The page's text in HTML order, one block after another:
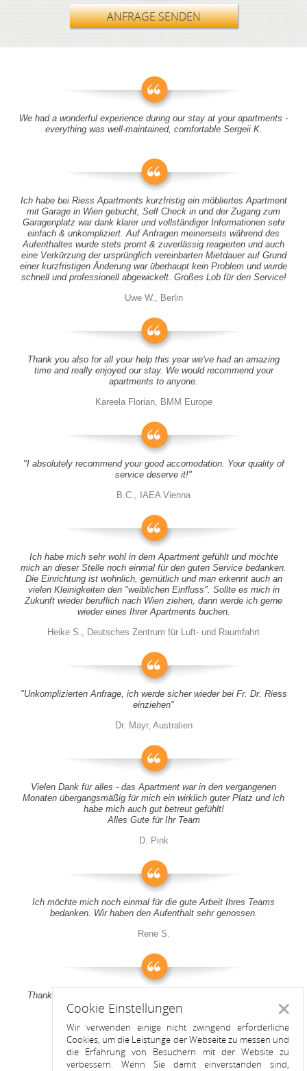
ANFRAGE SENDEN
We had a wonderful experience during our stay at your apartments -
everything was well-maintained, comfortable Sergeii K.
Ich habe bei Riess Apartments kurzfristig ein möbliertes Apartment
mit Garage in Wien gebucht, Self Check in und der Zugang zum
Garagenplatz war dank klarer und vollständiger Informationen sehr
einfach & unkompliziert. Auf Anfragen meinerseits während des
Aufenthaltes wurde stets promt & zuverlässig reagierten und auch
eine Verkürzung der ursprünglich vereinbarten Mietdauer auf Grund
einer kurzfristigen Änderung war überhaupt kein Problem und wurde
schnell und professionell abgewickelt. Großes Lob für den Service!
Uwe W., Berlin
Thank you also for all your help this year we've had an amazing
time and really enjoyed our stay. We would recommend your
apartments to anyone.
Kareela Florian, BMM Europe
"I absolutely recommend your good accomodation. Your quality of
service deserve it!"
B.C., IAEA Vienna
Ich habe mich sehr wohl in dem Apartment gefühlt und möchte
mich an dieser Stelle noch einmal für den guten Service bedanken.
Die Einrichtung ist wohnlich, gemütlich und man erkennt auch an
vielen Kleinigkeiten den "weiblichen Einfluss". Sollte es mich in
Zukunft wieder beruflich nach Wien ziehen, dann werde ich gerne
wieder eines Ihrer Apartments buchen.
Heike S., Deutsches Zentrum für Luft- und Raumfahrt
"Unkomplizierten Anfrage, ich werde sicher wieder bei Fr. Dr. Riess
einziehen"
Dr. Mayr, Australien
Vielen Dank für alles - das Apartment war in den vergangenen
Monaten übergangsmäßig für mich ein wirklich guter Platz und ich
habe mich auch gut betreut gefühlt!
Alles Gute für Ihr Team
D. Pink
Ich möchte mich noch einmal für die gute Arbeit Ihres Teams
bedanken. Wir haben den Aufenthalt sehr genossen.
Rene S.
Thank you all for your support! It was a pleasure to stay at your
apartment
Anitah S.
Cookie Einstellungen
Wir verwenden einige nicht zwingend erforderliche
Cookies, um die Leistunge der Webseite zu messen und
die Erfahrung von Besuchern mit der Website zu
verbessern. Wenn Sie damit einverstanden sind,